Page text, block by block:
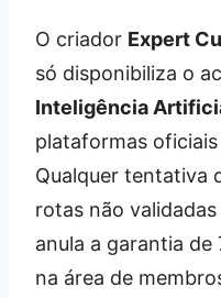
O criador Expert
só disponibiliza o
Inteligência
plataformas
Qualquer tentativa
rotas não
anula a garantia de
na área de